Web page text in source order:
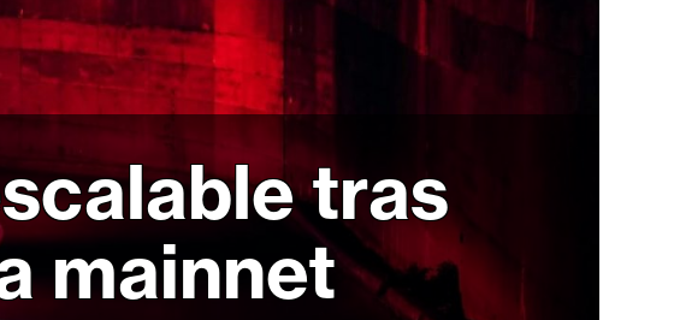
tras
mainnet